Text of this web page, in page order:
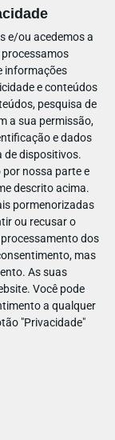
e/ou acedemos a
informações
e conteúdos
pesquisa de
a sua permissão,
e dados
de dispositivos.
nossa parte e
descrito acima.
pormenorizadas
ou recusar o
dos
mas
As suas
Você pode
a qualquer
"Privacidade"
23